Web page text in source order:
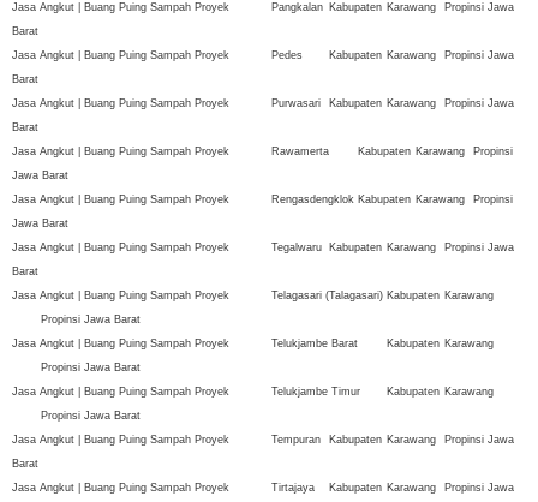
Jasa Angkut | Buang Puing Sampah Proyek
Pangkalan Kabupaten Karawang
Propinsi Jawa
Barat
Jasa Angkut | Buang Puing Sampah Proyek
Pedes Kabupaten Karawang
Propinsi Jawa
Barat
Jasa Angkut | Buang Puing Sampah Proyek
Purwasari Kabupaten Karawang
Propinsi Jawa
Barat
Jasa Angkut | Buang Puing Sampah Proyek
Rawamerta Kabupaten Karawang
Propinsi
Jawa Barat
Jasa Angkut | Buang Puing Sampah Proyek
Rengasdengklok Kabupaten Karawang
Propinsi
Jawa Barat
Jasa Angkut | Buang Puing Sampah Proyek
Tegalwaru Kabupaten Karawang
Propinsi Jawa
Barat
Jasa Angkut | Buang Puing Sampah Proyek
Telagasari (Talagasari) Kabupaten Karawang
Propinsi Jawa Barat
Jasa Angkut | Buang Puing Sampah Proyek
Telukjambe Barat Kabupaten Karawang
Propinsi Jawa Barat
Jasa Angkut | Buang Puing Sampah Proyek
Telukjambe Timur Kabupaten Karawang
Propinsi Jawa Barat
Jasa Angkut | Buang Puing Sampah Proyek
Tempuran Kabupaten Karawang
Propinsi Jawa
Barat
Jasa Angkut | Buang Puing Sampah Proyek
Tirtajaya Kabupaten Karawang
Propinsi Jawa